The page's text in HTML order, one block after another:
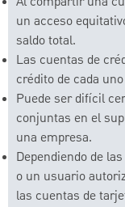
un acceso
saldo total.
Las cuentas de
crédito de cada
Puede ser difícil
conjuntas en el
una empresa.
Dependiendo de
o un usuario
las cuentas de